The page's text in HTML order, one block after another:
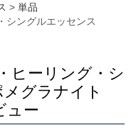
単品
シングルエッセンス
ヒーリング・シ
グラナイト
ュー